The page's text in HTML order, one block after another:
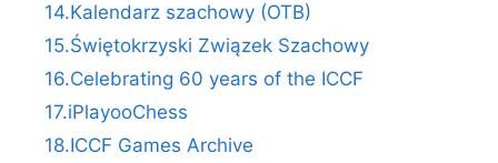
14.Kalendarz szachowy (OTB)
15.Świętokrzyski Związek Szachowy
16.Celebrating 60 years of the ICCF
17.iPlayooChess
18.ICCF Games Archive